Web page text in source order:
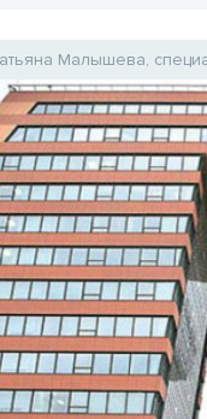
Малышева,